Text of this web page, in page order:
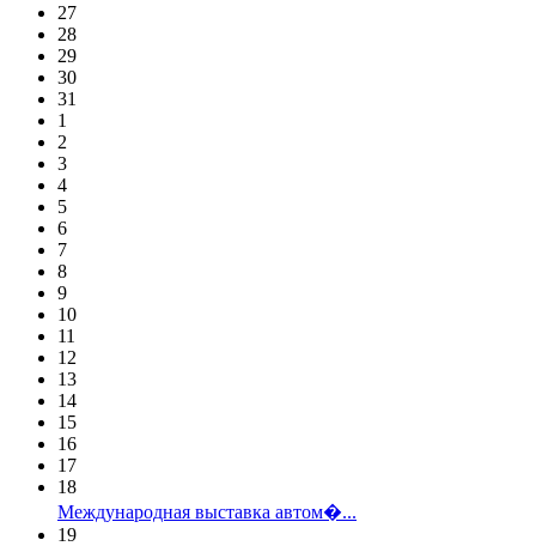
27
28
29
30
31
1
2
3
4
5
6
7
8
9
10
11
12
13
14
15
16
17
18
Международная выставка автом�...
19